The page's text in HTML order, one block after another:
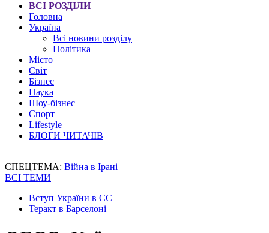
ВСІ РОЗДІЛИ
Головна
Україна
Всі новини розділу
Політика
Місто
Світ
Бізнес
Наука
Шоу-бізнес
Спорт
Lifestyle
БЛОГИ ЧИТАЧІВ
СПЕЦТЕМА: Війна в Ірані
ВСІ ТЕМИ
Вступ України в ЄС
Теракт в Барселоні